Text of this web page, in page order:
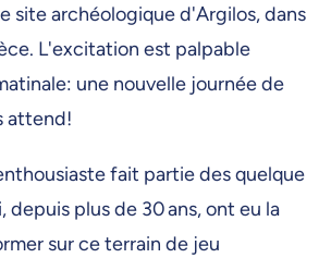
site archéologique d'Argilos, dans
L'excitation est palpable
une nouvelle journée de
attend!
fait partie des quelque
depuis plus de 30 ans, ont eu la
sur ce terrain de jeu